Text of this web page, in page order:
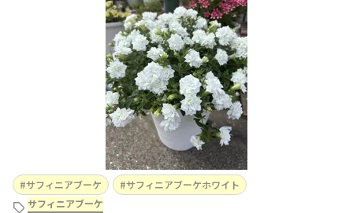
サフィニアブーケ
サフィニアブーケホワイト
サフィニアブーケ